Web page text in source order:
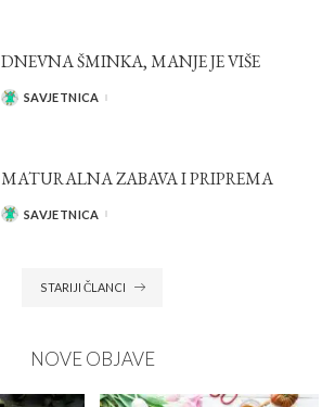
DNEVNA ŠMINKA, MANJE JE VIŠE
POSTED
SAVJETNICA
MATURALNA ZABAVA I PRIPREMA
POSTED
SAVJETNICA
STARIJI ČLANCI
NOVE OBJAVE